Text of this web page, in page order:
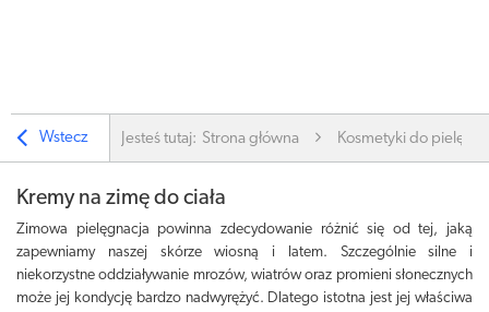
Wstecz Jesteś tutaj: Strona główna Kosmetyki do
Kremy na zimę do ciała
Zimowa pielęgnacja powinna zdecydowanie różnić się od tej, jaką
zapewniamy naszej skórze wiosną i latem. Szczególnie silne i
niekorzystne oddziaływanie mrozów, wiatrów oraz promieni słonecznych
może jej kondycję bardzo nadwyrężyć. Dlatego istotna jest jej właściwa